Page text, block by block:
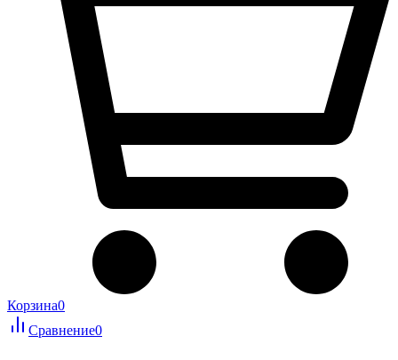
Корзина0
Сравнение0